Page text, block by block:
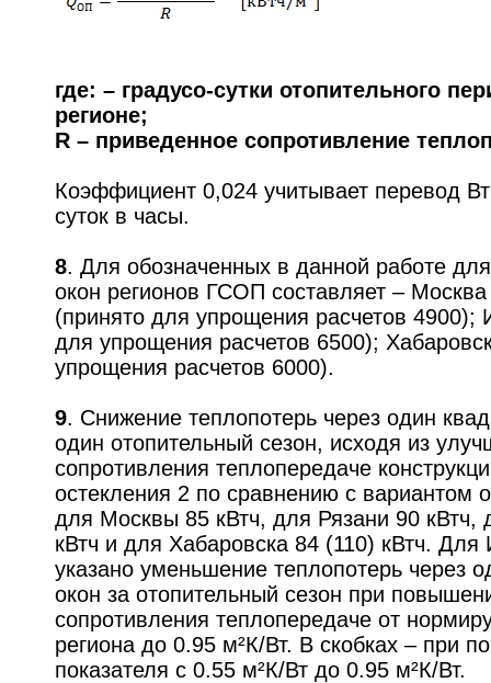
где: – градусо-сутки отопительного
регионе;
R – приведенное сопротивление
Коэффициент 0,024 учитывает перевод
суток в часы.
8. Для обозначенных в данной работе
окон регионов ГСОП составляет –
(принято для упрощения расчетов 4900);
для упрощения расчетов 6500);
упрощения расчетов 6000).
9. Снижение теплопотерь через один
один отопительный сезон, исходя из
сопротивления теплопередаче
остекления 2 по сравнению с вариантом
для Москвы 85 кВтч, для Рязани 90 кВтч,
кВтч и для Хабаровска 84 (110) кВтч. Для
указано уменьшение теплопотерь через
окон за отопительный сезон при
сопротивления теплопередаче от
региона до 0.95 м²К/Вт. В скобках – при
показателя с 0.55 м²К/Вт до 0.95 м²К/Вт.